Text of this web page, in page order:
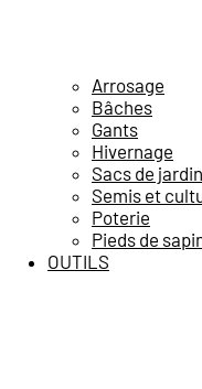
Arrosage
Bâches
Gants
Hivernage
Sacs de jardin
Semis et
Poterie
Pieds de
OUTILS